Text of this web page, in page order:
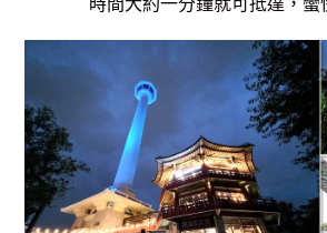
時間大約一分鐘就可抵達，蠻